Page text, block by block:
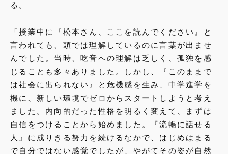
る。
「授業中に『松本さん、ここを読んでください』と
言われても、頭では理解しているのに言葉が出ませ
んでした。当時、吃音への理解は乏しく、孤独を感
じることも多々ありました。しかし、『このままで
は社会に出られない』と危機感を生み、中学進学を
機に、新しい環境でゼロからスタートしようと考え
ました。内向的だった性格を明るく変えて、まずは
自信をつけることから始めました。『流暢に話せる
人』に成りきる努力を続けるなかで、はじめはまる
で自分ではない感覚でしたが、やがてその姿が自然